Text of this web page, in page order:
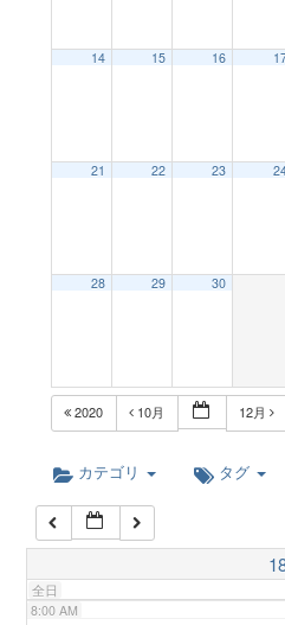
14 15 16
21 22 23
28 29 30
2020 10月 12月
カテゴリ タグ
全日
5:00 AM
6:00 AM
7:00 AM
8:00 AM